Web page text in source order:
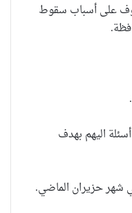
على أسباب سقوط
اليهم بهدف
شهر حزيران الماضي.
فضاء الحرية
؟